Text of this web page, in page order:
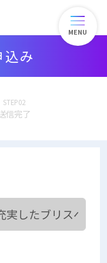
MENU
み
STEP02
信完了